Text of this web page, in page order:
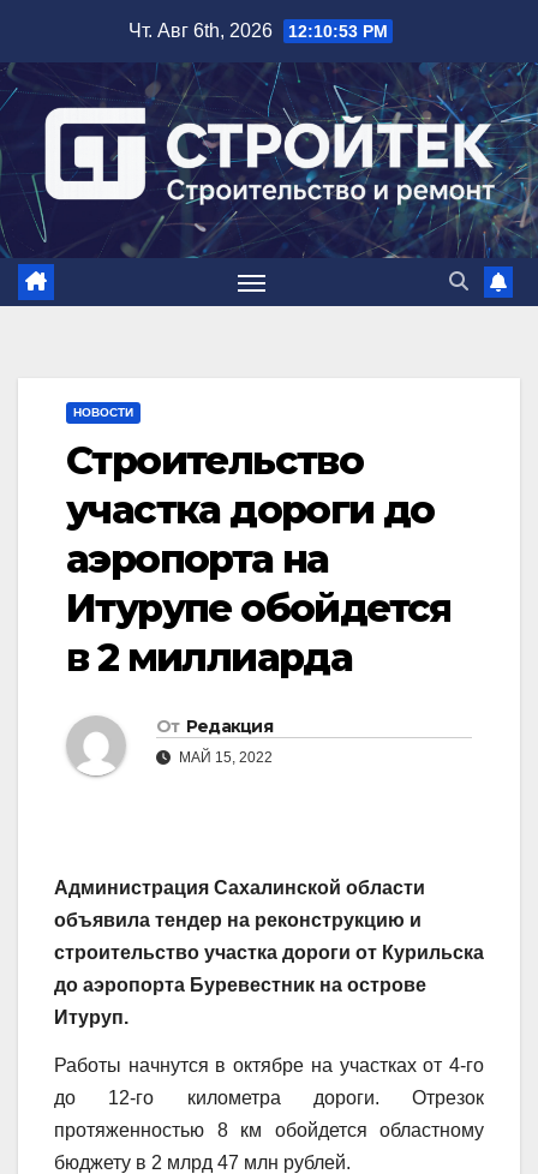
содержимому
Чт. Авг 6th, 2026 12:10:54 PM
НОВОСТИ
Строительство
участка дороги до
аэропорта на
Итурупе обойдется
в 2 миллиарда
От Редакция
МАЙ 15, 2022
Администрация Сахалинской области
объявила тендер на реконструкцию и
строительство участка дороги от Курильска
до аэропорта Буревестник на острове
Итуруп.
Работы начнутся в октябре на участках от 4-го
до 12-го километра дороги. Отрезок
протяженностью 8 км обойдется областному
бюджету в 2 млрд 47 млн рублей.